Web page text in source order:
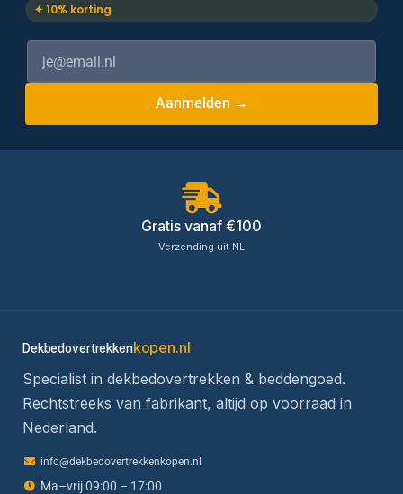
✦ 10% korting
Aanmelden →
Gratis vanaf €100
Verzending uit NL
Dekbedovertrekkenkopen.nl
Specialist in dekbedovertrekken & beddengoed.
Rechtstreeks van fabrikant, altijd op voorraad in
Nederland.
info@dekbedovertrekkenkopen.nl
Ma–vrij 09:00 – 17:00